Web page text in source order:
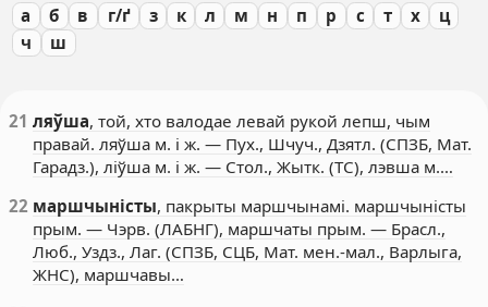
а б в г/ґ з к л м н п р с т х
ц
ч
ш
21 ляўша, той, хто валодае левай рукой лепш, чым
правай. ляўша м. і ж. — Пух., Шчуч., Дзятл. (СПЗБ, Мат.
Гарадз.), ліўша м. і ж. — Стол., Жытк. (ТС), лэвша м.…
22 маршчыністы, пакрыты маршчынамі. маршчыністы
прым. — Чэрв. (ЛАБНГ), маршчаты прым. — Брасл.,
Люб., Уздз., Лаг. (СПЗБ, СЦБ, Мат. мен.-мал., Варлыга,
ЖНС), маршчавы…